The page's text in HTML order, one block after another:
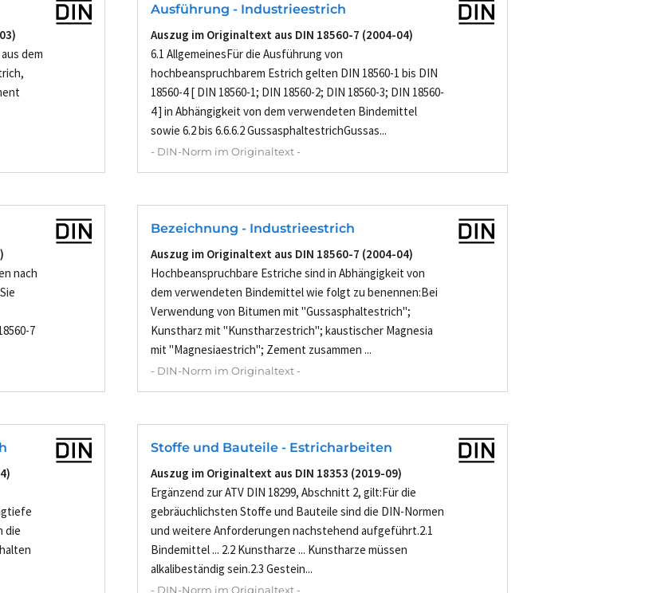
dem
Ausführung - Industrieestrich
Auszug im Originaltext aus DIN 18560-7 (2004-04)
6.1 AllgemeinesFür die Ausführung von
hochbeanspruchbarem Estrich gelten DIN 18560-1 bis DIN
18560-4 [ DIN 18560-1; DIN 18560-2; DIN 18560-3; DIN 18560-
4 ] in Abhängigkeit von dem verwendeten Bindemittel
sowie 6.2 bis 6.6.6.2 GussasphaltestrichGussas...
- DIN-Norm im Originaltext -
nach
7
Bezeichnung - Industrieestrich
Auszug im Originaltext aus DIN 18560-7 (2004-04)
Hochbeanspruchbare Estriche sind in Abhängigkeit von
dem verwendeten Bindemittel wie folgt zu benennen:Bei
Verwendung von Bitumen mit "Gussasphaltestrich";
Kunstharz mit "Kunstharzestrich"; kaustischer Magnesia
mit "Magnesiaestrich"; Zement zusammen ...
- DIN-Norm im Originaltext -
die
Stoffe und Bauteile - Estricharbeiten
Auszug im Originaltext aus DIN 18353 (2019-09)
Ergänzend zur ATV DIN 18299, Abschnitt 2, gilt:Für die
gebräuchlichsten Stoffe und Bauteile sind die DIN-Normen
und weitere Anforderungen nachstehend aufgeführt.2.1
Bindemittel ... 2.2 Kunstharze ... Kunstharze müssen
alkalibeständig sein.2.3 Gestein...
- DIN-Norm im Originaltext -